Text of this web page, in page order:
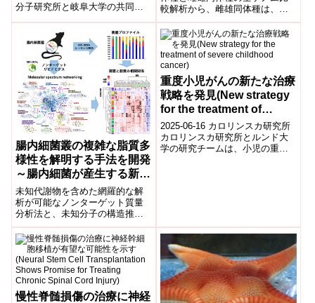
分子研究所と岐阜大学の共同研
をリアルタイムに可視化できる
新しい蛍...
較解析から、雌雄同体種は、雌
雄異体種のメス側の性染色体が
残存したままオス特異的遺伝子
を獲得することで誕生したこと
が明らかになった。
腸内細菌叢の複雑な脂質多
様性を解明する手法を開発
～腸内細菌が産生する新し
い脂質の同定に成功～
未知代謝物を含めた網羅的な解
析が可能なノンターゲット質量
分析法と、未知分子の構造推定
を支援するMolecular spectrum
networking技術を組み合わせるこ
とで、腸内細菌叢が作り出す複
雑な脂質多様性を解明する新し
いリピドミクス解析手法を開発
した。
重度小児がんの新たな治療
戦略を発見(New strategy
for the treatment of
severe childhood cancer)
2025-06-16 カロリンスカ研究所
カロリンスカ研究所とルンド大
学の研究チームは、小児の重症
慢性脊髄損傷の治療に神経